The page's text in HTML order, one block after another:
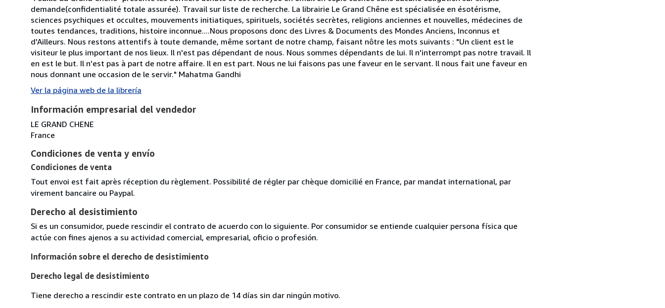
demande(confidentialité totale assurée). Travail sur liste de recherche. La librairie Le Grand Chêne est spécialisée en ésotérisme,
sciences psychiques et occultes, mouvements initiatiques, spirituels, sociétés secrètes, religions anciennes et nouvelles, médecines de
toutes tendances, traditions, histoire inconnue....Nous proposons donc des Livres & Documents des Mondes Anciens, Inconnus et
d'Ailleurs. Nous restons attentifs à toute demande, même sortant de notre champ, faisant nôtre les mots suivants : "Un client est le
visiteur le plus important de nos lieux. Il n'est pas dépendant de nous. Nous sommes dépendants de lui. Il n'interrompt pas notre travail. Il
en est le but. Il n'est pas à part de notre affaire. Il en est part. Nous ne lui faisons pas une faveur en le servant. Il nous fait une faveur en
nous donnant une occasion de le servir." Mahatma Gandhi
Ver la página web de la librería
Información empresarial del vendedor
LE GRAND CHENE
France
Condiciones de venta y envío
Condiciones de venta
Tout envoi est fait après réception du règlement. Possibilité de régler par chèque domicilié en France, par mandat international, par
virement bancaire ou Paypal.
Derecho al desistimiento
Si es un consumidor, puede rescindir el contrato de acuerdo con lo siguiente. Por consumidor se entiende cualquier persona física que
actúe con fines ajenos a su actividad comercial, empresarial, oficio o profesión.
Información sobre el derecho de desistimiento
Derecho legal de desistimiento
Tiene derecho a rescindir este contrato en un plazo de 14 días sin dar ningún motivo.